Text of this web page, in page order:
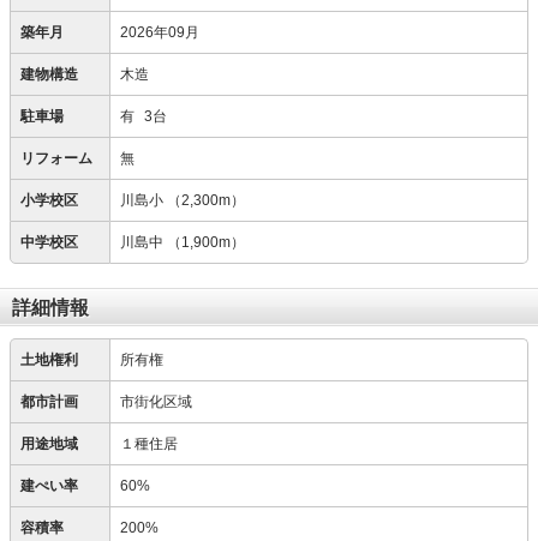
築年月 2026年09月
建物構造 木造
駐車場 有 3台
リフォーム 無
小学校区 川島小 （2,300m）
中学校区 川島中 （1,900m）
詳細情報
土地権利 所有権
都市計画 市街化区域
用途地域 １種住居
建ぺい率 60%
容積率 200%